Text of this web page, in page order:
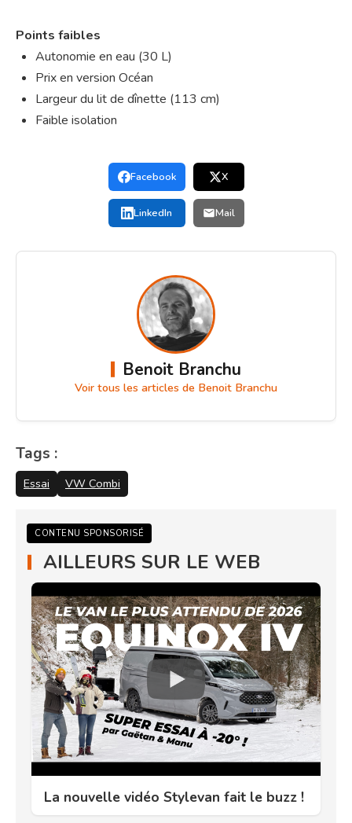
Points faibles
Autonomie en eau (30 L)
Prix en version Océan
Largeur du lit de dînette (113 cm)
Faible isolation
Facebook X
LinkedIn Mail
Benoit Branchu
Voir tous les articles de Benoit Branchu
Tags :
Essai VW Combi
CONTENU SPONSORISÉ
AILLEURS SUR LE WEB
La nouvelle vidéo Stylevan fait le buzz !